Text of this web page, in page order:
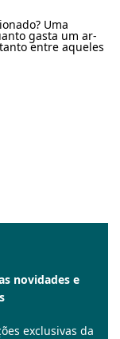
Uma
gasta um ar-
entre aqueles
novidades e
exclusivas da